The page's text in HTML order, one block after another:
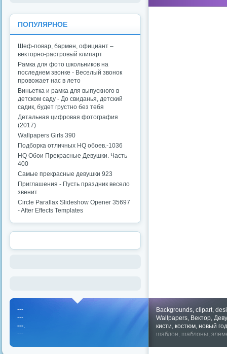
ПОПУЛЯРНОЕ
Шеф-повар, бармен, официант –
векторно-растровый клипарт
Рамка для фото школьников на
последнем звонке - Веселый звонок
провожает нас в лето
Виньетка и рамка для выпускного в
детском саду - До свиданья, детский
садик, будет грустно без тебя
Детальная цифровая фотография
(2017)
Wallpapers Girls 390
Подборка отличных HQ обоев.-1036
HQ Обои Прекрасные Девушки. Часть
400
Самые прекрасные девушки 923
Приглашения - Пусть праздник весело
звенит
Circle Parallax Slideshow Opener 35697
- After Effects Templates
Backgrounds, clipart,
Wallpapers, Вектор,
кисти, костюм, новый год
шаблон, шаблоны,
---
---
---.
---